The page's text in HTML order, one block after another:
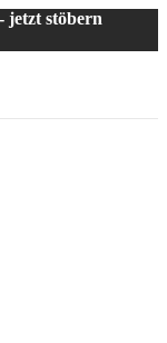
jetzt stöbern